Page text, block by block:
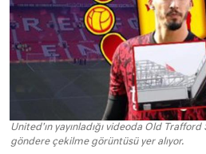
United'ın yayınladığı videoda Old
göndere çekilme görüntüsü yer alıyor.